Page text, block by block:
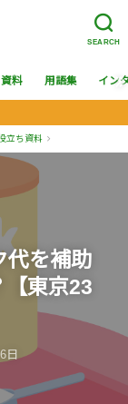
SEARCH
料 用語集 イン
立ち資料
代を補助
【東京23
日